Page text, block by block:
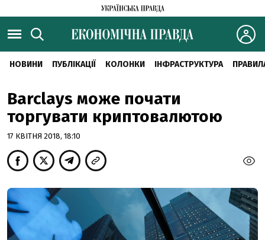
НОВИНИ ПУБЛІКАЦІЇ КОЛОНКИ ІНФРАСТРУКТУРА
Barclays може почати
торгувати криптовалютою
17 КВІТНЯ 2018, 18:10